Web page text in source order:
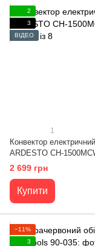
2
3
ВІДЕО
1
Конвектор електричний
ARDESTO CH-
2 699 грн
Купити
−11%
3